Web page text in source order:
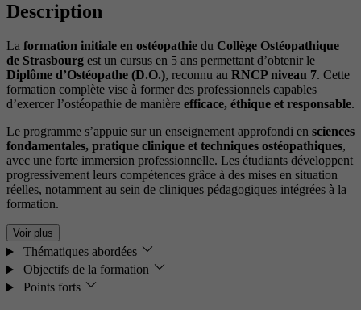
Description
La formation initiale en ostéopathie du Collège Ostéopathique
de Strasbourg est un cursus en 5 ans permettant d’obtenir le
Diplôme d’Ostéopathe (D.O.), reconnu au RNCP niveau 7. Cette
formation complète vise à former des professionnels capables
d’exercer l’ostéopathie de manière efficace, éthique et responsable.
Le programme s’appuie sur un enseignement approfondi en sciences
fondamentales, pratique clinique et techniques ostéopathiques,
avec une forte immersion professionnelle. Les étudiants développent
progressivement leurs compétences grâce à des mises en situation
réelles, notamment au sein de cliniques pédagogiques intégrées à la
formation.
Voir plus
Thématiques abordées
Objectifs de la formation
Points forts